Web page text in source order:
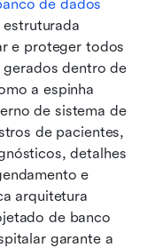
de dados
e proteger todos
dentro de
a espinha
de sistema de
de pacientes,
detalhes
e
arquitetura
de banco
garante a